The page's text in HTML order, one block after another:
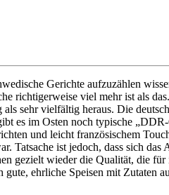
Gerichte aufzuzählen
richtigerweise viel mehr ist als
sehr vielfältig heraus. Die
es im Osten noch typische
und leicht französischem
ist jedoch, dass sich das
gezielt wieder die Qualität, die
ehrliche Speisen mit Zutaten